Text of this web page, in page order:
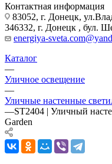
Контактная информация
83052, г. Донецк,
346332, г. Донецк , бул.
energiya-
Каталог
—
Уличное освещение
—
Уличные настенные
—ST2404 | Уличный
Garden